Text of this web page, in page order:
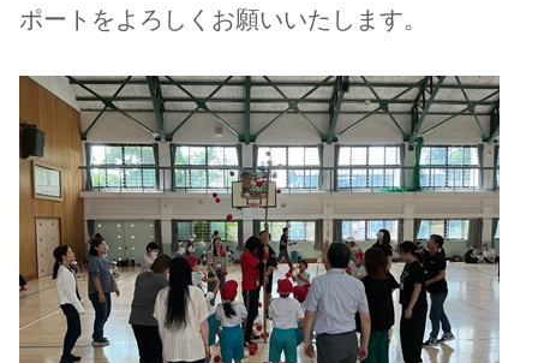
ポートをよろしくお願いいたします。